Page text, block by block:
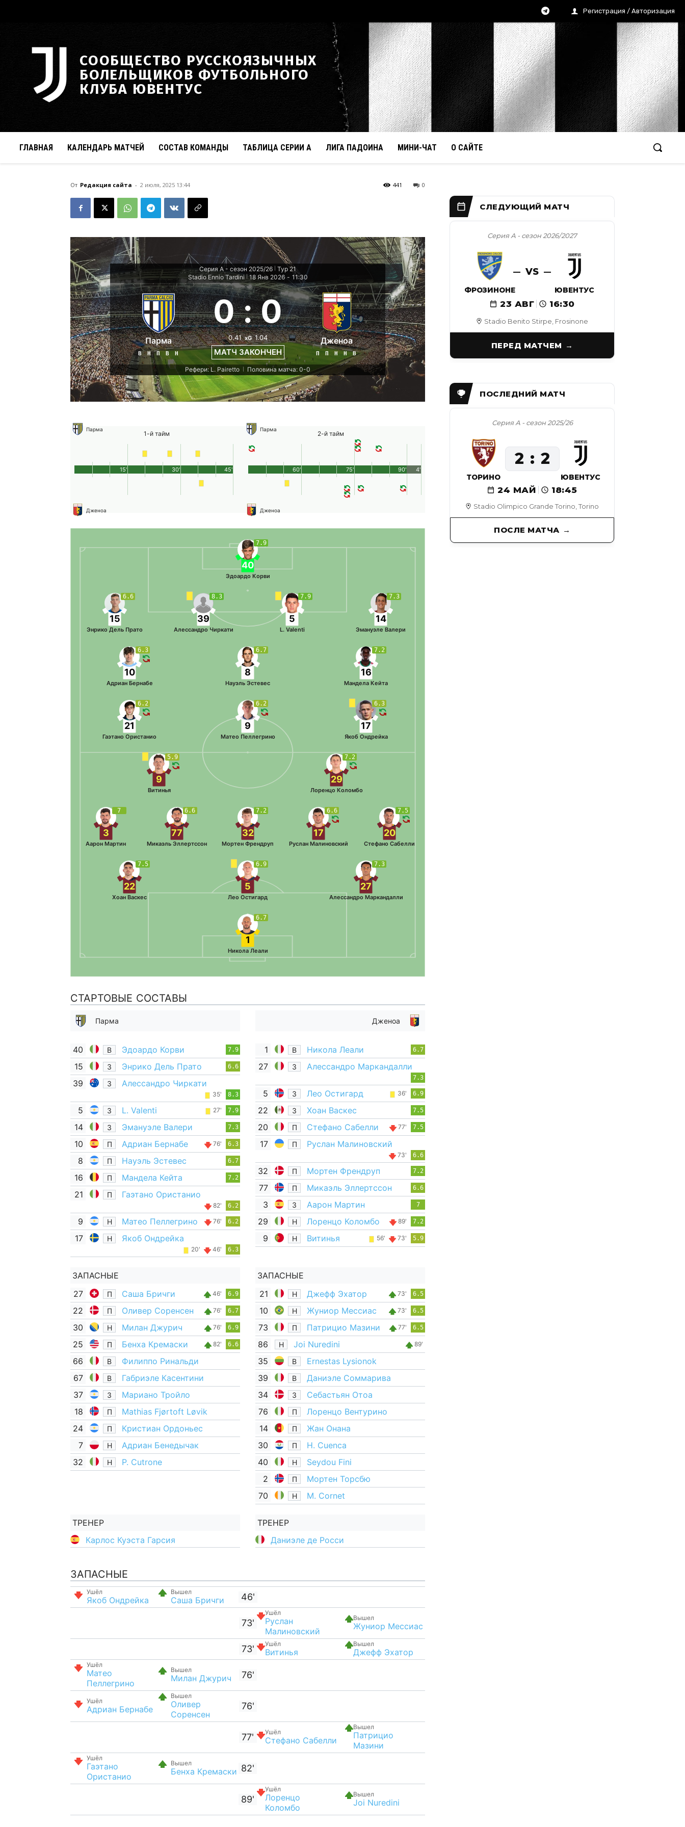
Регистрация / Авторизация
СООБЩЕСТВО РУССКОЯЗЫЧНЫХ
БОЛЕЛЬЩИКОВ ФУТБОЛЬНОГО
КЛУБА ЮВЕНТУС
ГЛАВНАЯ КАЛЕНДАРЬ МАТЧЕЙ СОСТАВ КОМАНДЫ ТАБЛИЦА СЕРИИ А ЛИГА ПАДОИНА МИНИ-ЧАТ О САЙТЕ
От Редакция сайта - 2 июля, 2025 13:44 0
441
Серия А - сезон 2025/26 Тур 21
Stadio Ennio Tardini
18 Янв 2026 - 11:30
Парма
В Н П В Н
0 : 0
0.41 xG 1.04
МАТЧ ЗАКОНЧЕН
Дженоа
П П Н Н В
Рефери: L. Pairetto Половина матча: 0-0
Парма
1-й тайм
Дженоа
45'
15' 30'
Парма
2-й тайм
Дженоа
90'
60' 75' 4'
7.9
40
Эдоардо Корви
7.3
14
Эмануэле Валери
7.9
5
L. Valenti
8.3
39
Алессандро Чиркати
6.6
15
Энрико Дель Прато
7.2
16
Мандела Кейта
6.7
8
Науэль Эстевес
6.3
10
Адриан Бернабе
6.3
17
Якоб Ондрейка
6.2
9
Матео Пеллегрино
6.2
21
Гаэтано Ористанио
6.7
1
Никола Леали
7.5
22
Хоан Васкес
6.9
5
Лео Остигард
7.3
27
Алессандро Маркандалли
7
3
Аарон Мартин
6.6
77
Микаэль Эллертссон
7.2
32
Мортен Френдруп
6.6
17
Руслан Малиновский
7.5
20
Стефано Сабелли
5.9
9
Витинья
7.2
29
Лоренцо Коломбо
СТАРТОВЫЕ СОСТАВЫ
Парма
40 В Эдоардо Корви 7.9
15 З Энрико Дель Прато 6.6
39 З Алессандро Чиркати
35' 8.3
5 З L. Valenti 27' 7.9
14 З Эмануэле Валери 7.3
10 П Адриан Бернабе 76' 6.3
8 П Науэль Эстевес 6.7
16 П Мандела Кейта 7.2
21 П Гаэтано Ористанио
82' 6.2
9 Н Матео Пеллегрино 76' 6.2
17 Н Якоб Ондрейка
20' 46' 6.3
ЗАПАСНЫЕ
27
П Саша Бричги 46' 6.9
22 П Оливер Соренсен 76' 6.7
30 Н Милан Джурич 76' 6.9
25 П Бенха Кремаски 82' 6.6
66 В
Филиппо Ринальди
67
В
Габриэле Касентини
37
З
Мариано Тройло
18
П
Mathias Fjørtoft Løvik
24
П
Кристиан Ордоньес
7
Н
Адриан Бенедычак
32
Н P. Cutrone
ТРЕНЕР
Карлос Куэста Гарсия
Дженоа
1 В Никола Леали 6.7
27 З Алессандро Маркандалли
7.3
5 З Лео Остигард 36' 6.9
22 З Хоан Васкес 7.5
20 П Стефано Сабелли 77' 7.5
17 П Руслан Малиновский
73' 6.6
32 П Мортен Френдруп 7.2
77 П Микаэль Эллертссон 6.6
3 З Аарон Мартин 7
29 Н Лоренцо Коломбо 89' 7.2
9 Н Витинья 56' 73' 5.9
ЗАПАСНЫЕ
21
Н Джефф Эхатор 73' 6.5
10 Н Жуниор Мессиас 73' 6.5
73 П Патрицио Мазини 77' 6.5
86 Н Joi Nuredini 89'
35 В
Ernestas Lysionok
39
В
Даниэле Соммарива
34
З
Себастьян Отоа
76
П
Лоренцо Вентурино
14
П
Жан Онана
30
П
H. Cuenca
40
Н
Seydou Fini
2
П
Мортен Торсбю
70
Н M. Cornet
ТРЕНЕР
Даниэле де Росси
ЗАПАСНЫЕ
Ушёл
Якоб Ондрейка
Вышел
Саша Бричги 46'
73'
Ушёл
Руслан
Малиновский
Вышел
Жуниор Мессиас
73' Ушёл
Витинья
Вышел
Джефф Эхатор
Ушёл
Матео
Пеллегрино
Вышел
Милан Джурич 76'
Ушёл
Адриан Бернабе
Вышел
Оливер
Соренсен
76'
77' Ушёл
Стефано Сабелли
Вышел
Патрицио
Мазини
Ушёл
Гаэтано
Ористанио
Вышел
Бенха Кремаски 82'
89'
Ушёл
Лоренцо
Коломбо
Вышел
Joi Nuredini
Stadio Benito Stirpe, Frosinone
Серия А - сезон 2026/2027
ФРОЗИНОНЕ
VS
ЮВЕНТУС
23 АВГ 16:30
ПЕРЕД МАТЧЕМ
Stadio Olimpico Grande Torino, Torino
Серия А - сезон 2025/26
24 МАЙ 18:45
ТОРИНО
2 2
ЮВЕНТУС
ПОСЛЕ МАТЧА